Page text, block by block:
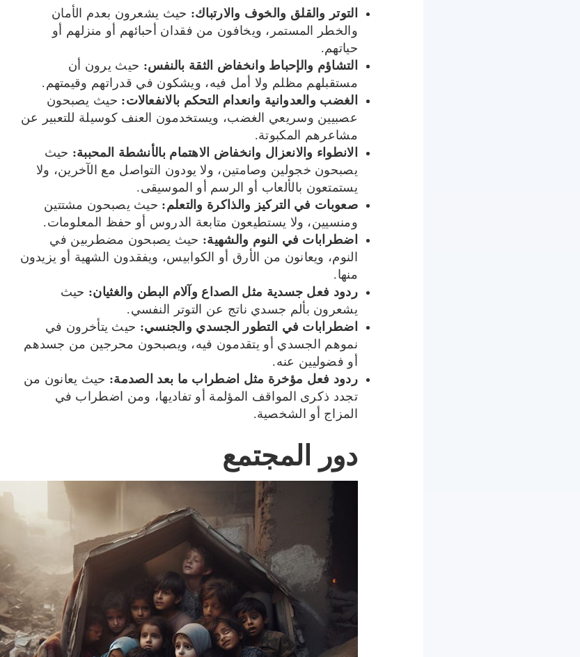
التوتر والقلق والخوف والارتباك: حيث يشعرون بعدم الأمان
والخطر المستمر، ويخافون من فقدان أحبائهم أو منزلهم أو
حياتهم.
التشاؤم والإحباط وانخفاض الثقة بالنفس: حيث يرون أن
مستقبلهم مظلم ولا أمل فيه، ويشكون في قدراتهم وقيمتهم.
الغضب والعدوانية وانعدام التحكم بالانفعالات: حيث يصبحون
عصبيين وسريعي الغضب، ويستخدمون العنف كوسيلة للتعبير عن
مشاعرهم المكبوتة.
الانطواء والانعزال وانخفاض الاهتمام بالأنشطة المحببة: حيث
يصبحون خجولين وصامتين، ولا يودون التواصل مع الآخرين، ولا
يستمتعون بالألعاب أو الرسم أو الموسيقى.
صعوبات في التركيز والذاكرة والتعلم: حيث يصبحون مشتتين
ومنسيين، ولا يستطيعون متابعة الدروس أو حفظ المعلومات.
اضطرابات في النوم والشهية: حيث يصبحون مضطربين في
النوم، ويعانون من الأرق أو الكوابيس، ويفقدون الشهية أو يزيدون
منها.
ردود فعل جسدية مثل الصداع وآلام البطن والغثيان: حيث
يشعرون بألم جسدي ناتج عن التوتر النفسي.
اضطرابات في التطور الجسدي والجنسي: حيث يتأخرون في
نموهم الجسدي أو يتقدمون فيه، ويصبحون محرجين من جسدهم
أو فضوليين عنه.
ردود فعل مؤخرة مثل اضطراب ما بعد الصدمة: حيث يعانون من
تجدد ذكرى المواقف المؤلمة أو تفاديها، ومن اضطراب في
المزاج أو الشخصية.
دور المجتمع